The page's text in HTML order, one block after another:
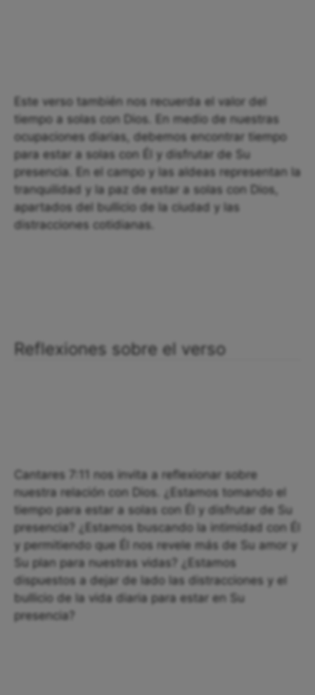
Este verso también nos recuerda el valor del
tiempo a solas con Dios. En medio de nuestras
ocupaciones diarias, debemos encontrar tiempo
para estar a solas con Él y disfrutar de Su
presencia. En el campo y las aldeas representan la
tranquilidad y la paz de estar a solas con Dios,
apartados del bullicio de la ciudad y las
distracciones cotidianas.
Reflexiones sobre el verso
Cantares 7:11 nos invita a reflexionar sobre
nuestra relación con Dios. ¿Estamos tomando el
tiempo para estar a solas con Él y disfrutar de Su
presencia? ¿Estamos buscando la intimidad con Él
y permitiendo que Él nos revele más de Su amor y
Su plan para nuestras vidas? ¿Estamos
dispuestos a dejar de lado las distracciones y el
bullicio de la vida diaria para estar en Su
presencia?